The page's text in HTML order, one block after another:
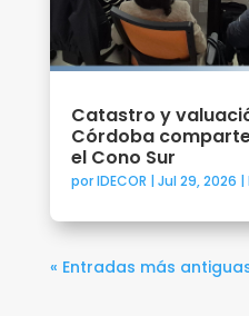
Catastro y
Córdoba
el Cono Sur
porIDECOR | Jul 29, 2026 |
« Entradas más